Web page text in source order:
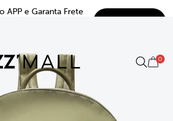
APP e Garanta Frete
0